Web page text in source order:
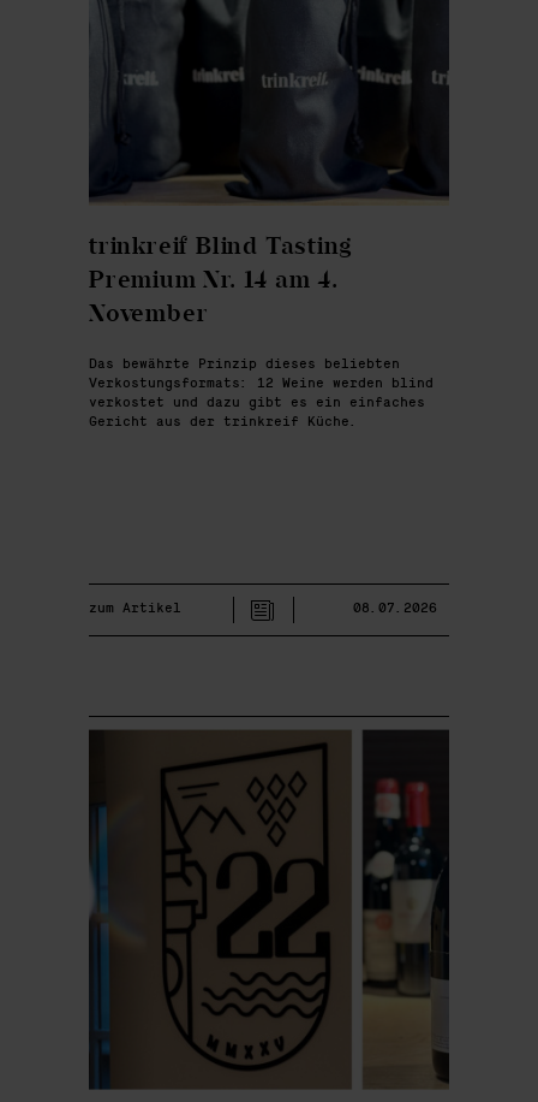
trinkreif Blind Tasting
Premium Nr. 14 am 4.
November
Das bewährte Prinzip dieses beliebten
Verkostungsformats: 12 Weine werden blind
verkostet und dazu gibt es ein einfaches
Gericht aus der trinkreif Küche.
zum Artikel 08.07.2026